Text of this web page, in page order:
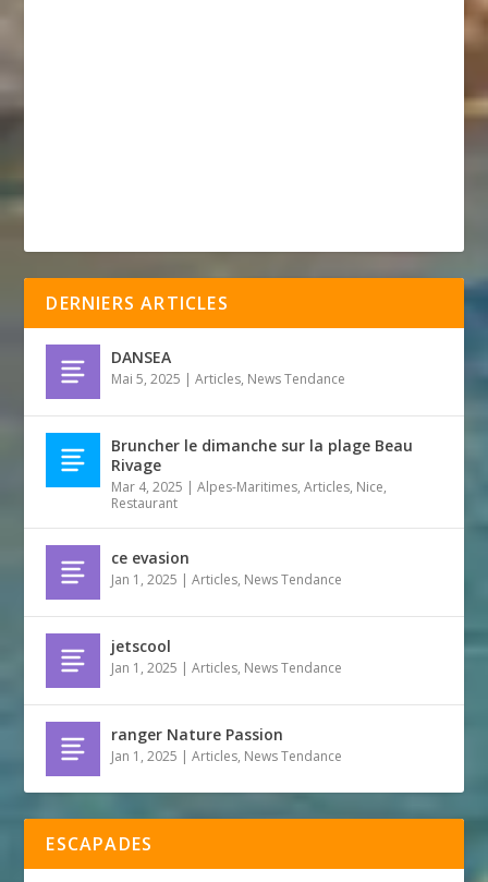
DERNIERS ARTICLES
DANSEA
Mai 5, 2025 |Articles, News Tendance
Bruncher le dimanche sur la plage Beau
Rivage
Mar 4, 2025 |Alpes-Maritimes,Articles, Nice,
Restaurant
ce evasion
Jan 1, 2025 |Articles, News Tendance
jetscool
Jan 1, 2025 |Articles, News Tendance
ranger Nature Passion
Jan 1, 2025 |Articles, News Tendance
ESCAPADES